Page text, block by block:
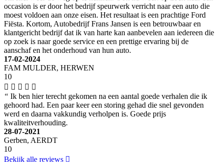
occasion is er door het bedrijf speurwerk verricht naar een auto die
moest voldoen aan onze eisen. Het resultaat is een prachtige Ford
Fiësta. Kortom, Autobedrijf Frans Jansen is een betrouwbaar en
klantgericht bedrijf dat ik van harte kan aanbevelen aan iedereen die
op zoek is naar goede service en een prettige ervaring bij de
aanschaf en het onderhoud van hun auto.
17-02-2024
FAM MULDER, HERWEN
10
“ Ik ben hier terecht gekomen na een aantal goede verhalen die ik
gehoord had. Een paar keer een storing gehad die snel gevonden
werd en daarna vakkundig verholpen is. Goede prijs
kwaliteitverhouding.
28-07-2021
Gerben, AERDT
10
Bekijk alle reviews